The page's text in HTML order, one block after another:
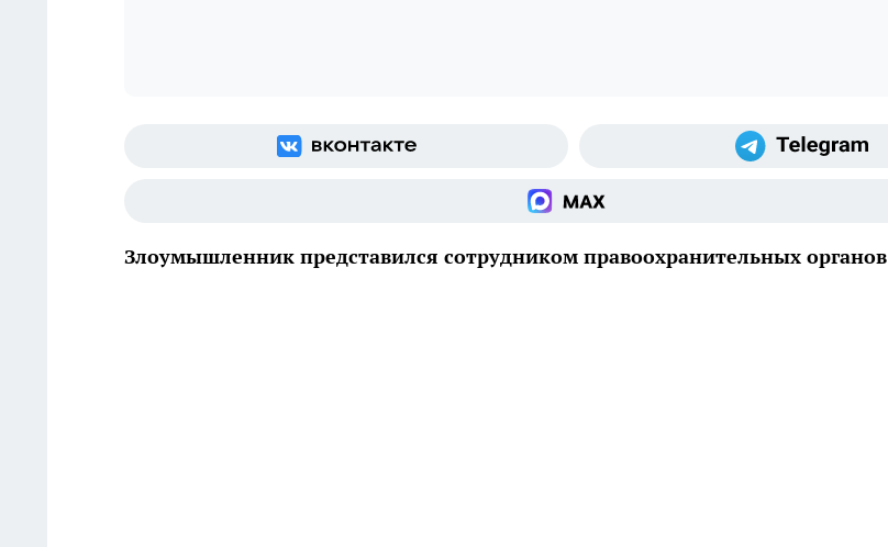
Злоумышленник представился сотрудником правоохранительных органов